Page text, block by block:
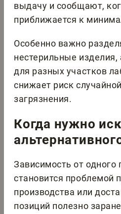
выдачу и сообщают,
приближается к
Особенно важно
нестерильные
для разных участков
снижает риск
загрязнения.
Когда нужно
Зависимость от одного
становится проблемой
производства или
позиций полезно